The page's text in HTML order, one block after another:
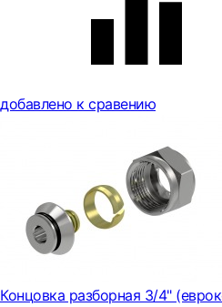
добавлено к сравению
Концовка разборная 3/4"